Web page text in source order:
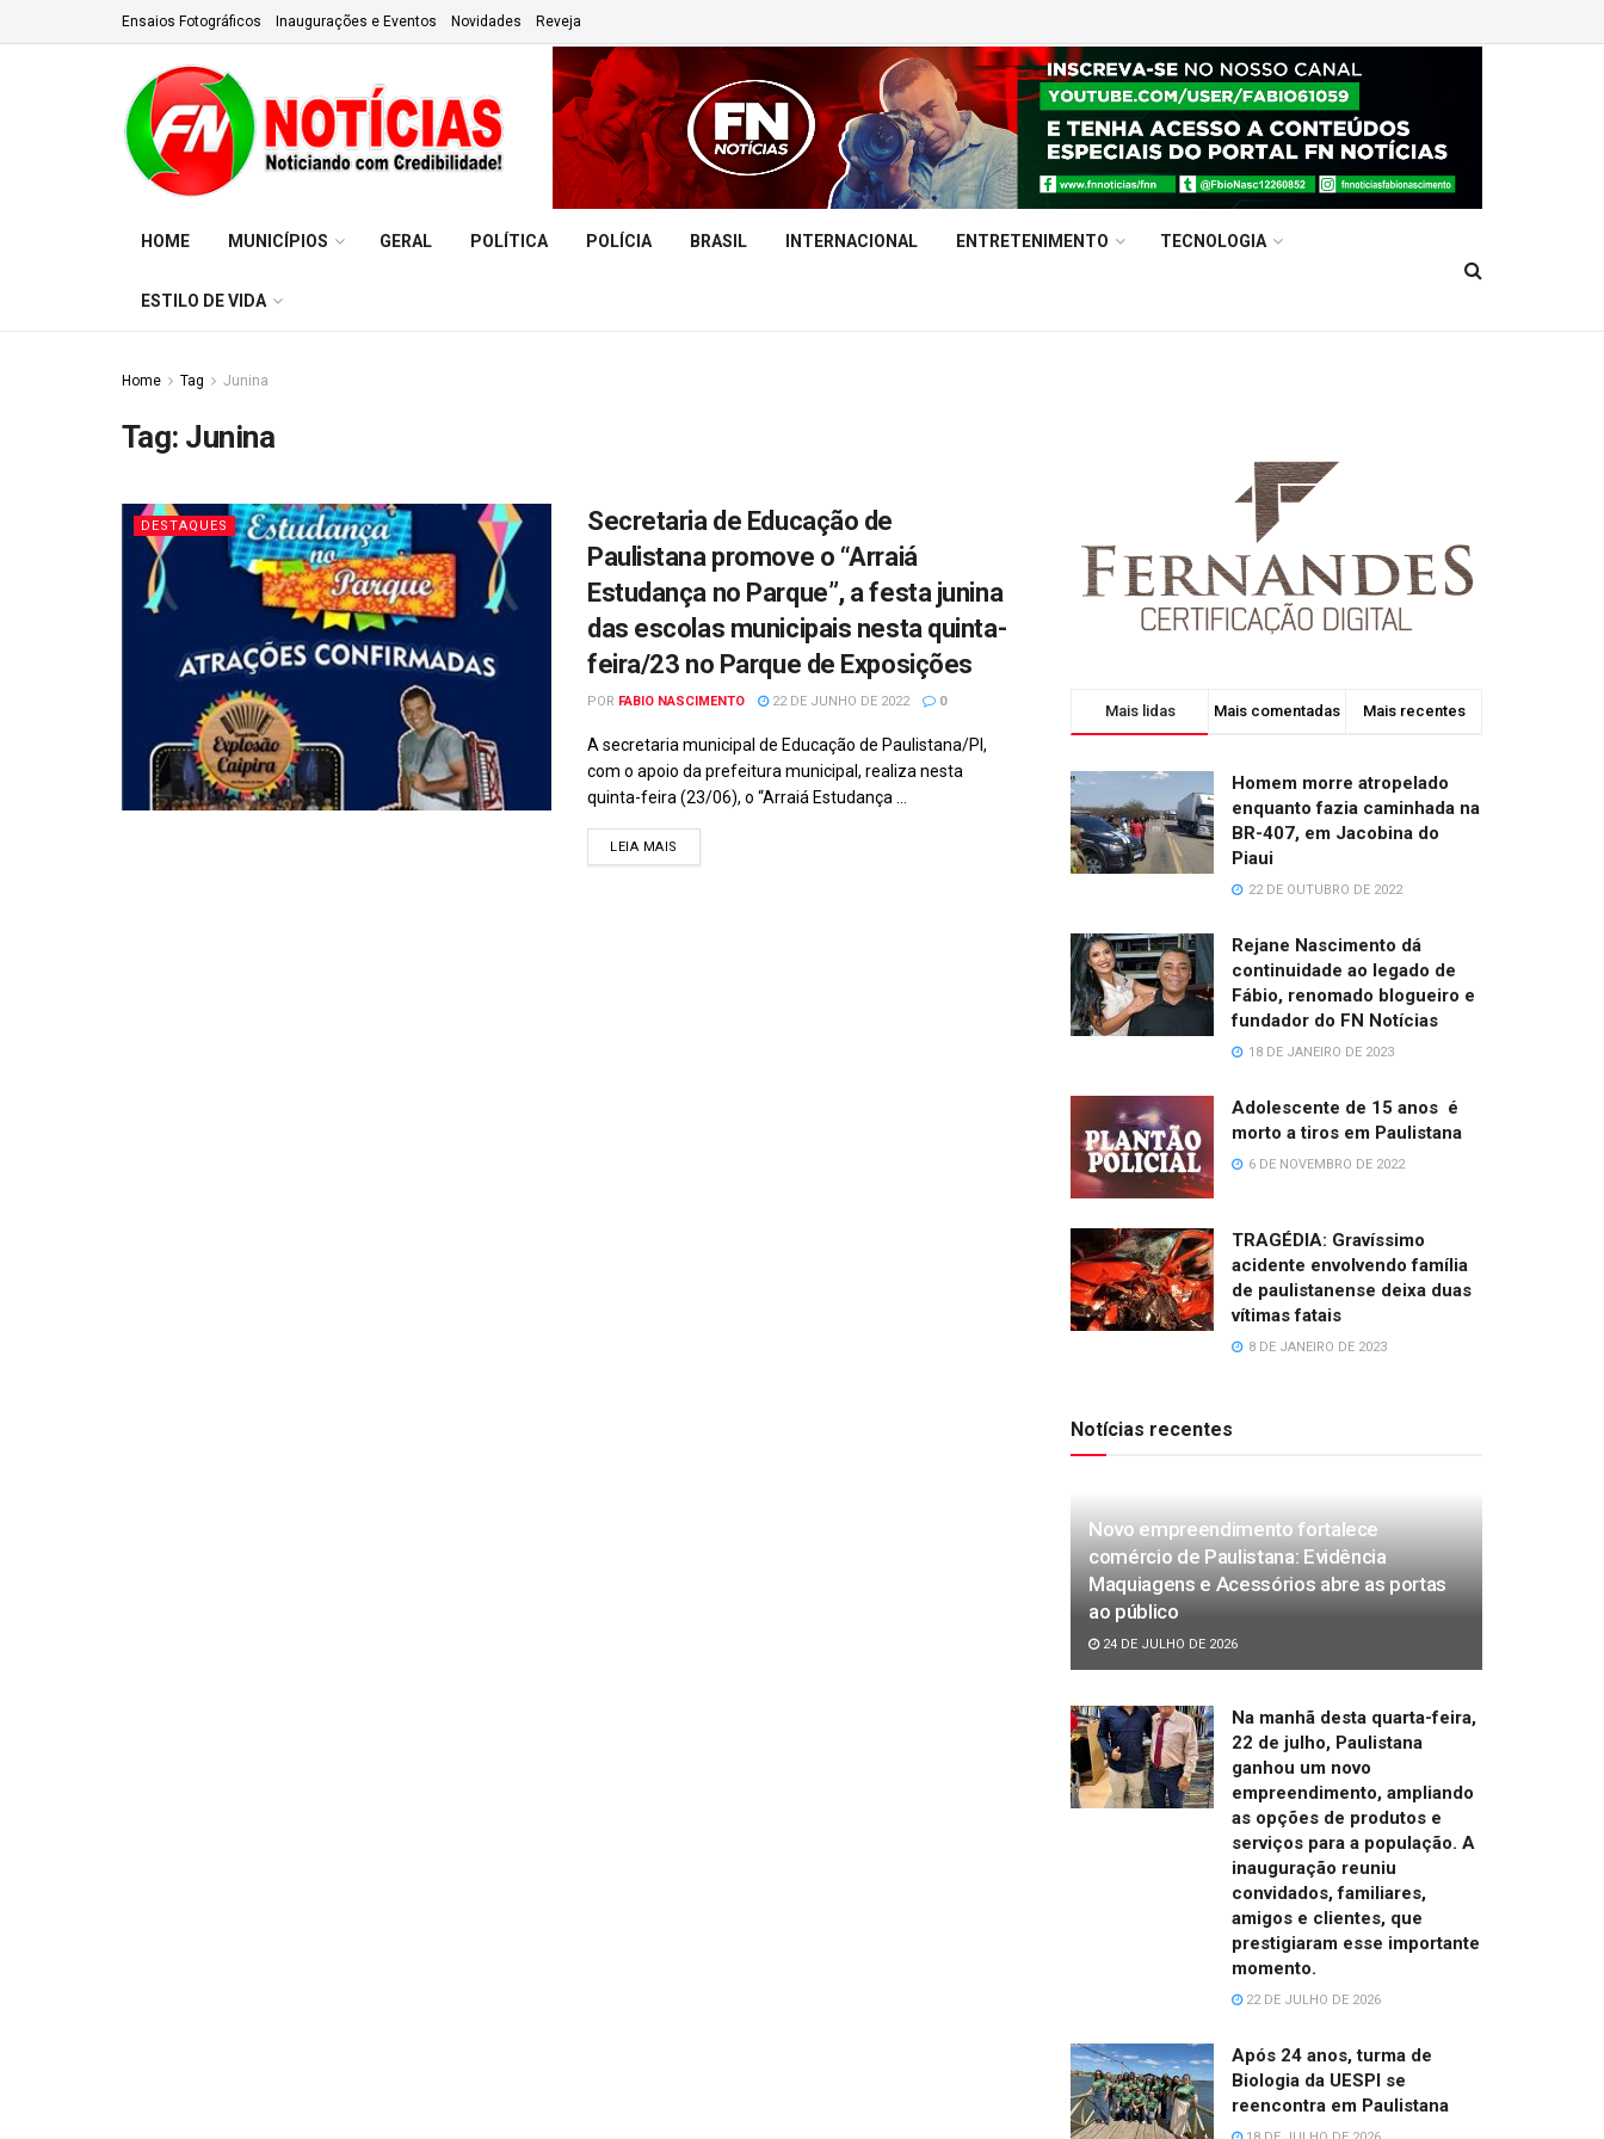
Ensaios Fotográficos Inaugurações e Eventos Novidades Reveja
HOME MUNICÍPIOS GERAL POLÍTICA POLÍCIA BRASIL INTERNACIONAL ENTRETENIMENTO TECNOLOGIA
ESTILO DE VIDA
Home Tag Junina
Tag: Junina
DESTAQUES
Secretaria de Educação de
Paulistana promove o “Arraiá
Estudança no Parque”, a festa junina
das escolas municipais nesta quinta-
feira/23 no Parque de Exposições
POR FABIO NASCIMENTO 22 DE JUNHO DE 2022 0
A secretaria municipal de Educação de Paulistana/PI,
com o apoio da prefeitura municipal, realiza nesta
quinta-feira (23/06), o “Arraiá Estudança ...
LEIA MAIS
Mais lidas Mais comentadas Mais recentes
Homem morre atropelado
enquanto fazia caminhada na
BR-407, em Jacobina do
Piaui
22 DE OUTUBRO DE 2022
Rejane Nascimento dá
continuidade ao legado de
Fábio, renomado blogueiro e
fundador do FN Notícias
18 DE JANEIRO DE 2023
Adolescente de 15 anos é
morto a tiros em Paulistana
6 DE NOVEMBRO DE 2022
TRAGÉDIA: Gravíssimo
acidente envolvendo família
de paulistanense deixa duas
vítimas fatais
8 DE JANEIRO DE 2023
Notícias recentes
Novo empreendimento fortalece
comércio de Paulistana: Evidência
Maquiagens e Acessórios abre as portas
ao público
24 DE JULHO DE 2026
Na manhã desta quarta-feira,
22 de julho, Paulistana
ganhou um novo
empreendimento, ampliando
as opções de produtos e
serviços para a população. A
inauguração reuniu
convidados, familiares,
amigos e clientes, que
prestigiaram esse importante
momento.
22 DE JULHO DE 2026
Após 24 anos, turma de
Biologia da UESPI se
reencontra em Paulistana